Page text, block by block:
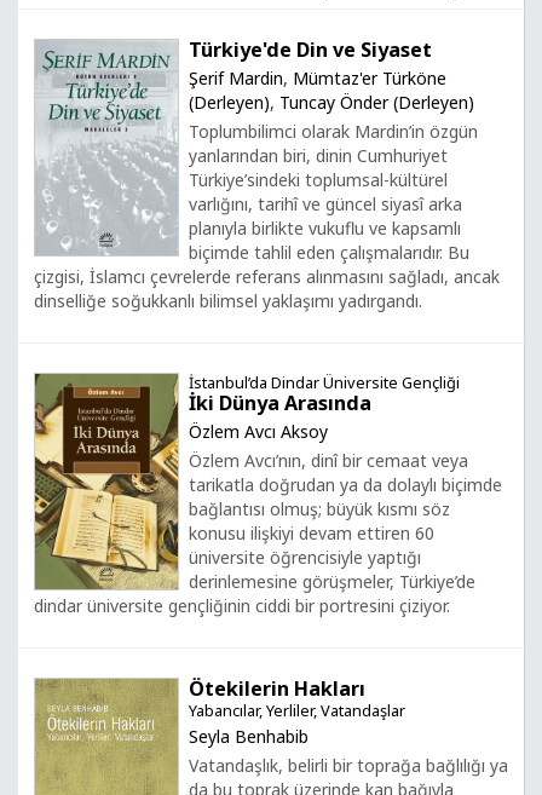
Türkiye'de Din ve Siyaset
Şerif Mardin, Mümtaz'er Türköne
(Derleyen), Tuncay Önder (Derleyen)
Toplumbilimci olarak Mardin’in özgün
yanlarından biri, dinin Cumhuriyet
Türkiye’sindeki toplumsal-kültürel
varlığını, tarihî ve güncel siyasî arka
planıyla birlikte vukuflu ve kapsamlı
biçimde tahlil eden çalışmalarıdır. Bu
çizgisi, İslamcı çevrelerde referans alınmasını sağladı, ancak
dinselliğe soğukkanlı bilimsel yaklaşımı yadırgandı.
İstanbul’da Dindar Üniversite Gençliği
İki Dünya Arasında
Özlem Avcı Aksoy
Özlem Avcı’nın, dinî bir cemaat veya
tarikatla doğrudan ya da dolaylı biçimde
bağlantısı olmuş; büyük kısmı söz
konusu ilişkiyi devam ettiren 60
üniversite öğrencisiyle yaptığı
derinlemesine görüşmeler, Türkiye’de
dindar üniversite gençliğinin ciddi bir portresini çiziyor.
Ötekilerin Hakları
Yabancılar, Yerliler, Vatandaşlar
Seyla Benhabib
Vatandaşlık, belirli bir toprağa bağlılığı ya
da bu toprak üzerinde kan bağıyla